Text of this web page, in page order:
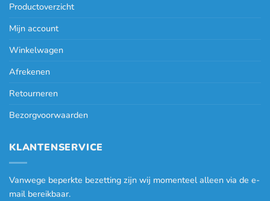
Productoverzicht
Mijn account
Winkelwagen
Afrekenen
Retourneren
Bezorgvoorwaarden
KLANTENSERVICE
Vanwege beperkte bezetting zijn wij momenteel alleen via de e-
mail bereikbaar.